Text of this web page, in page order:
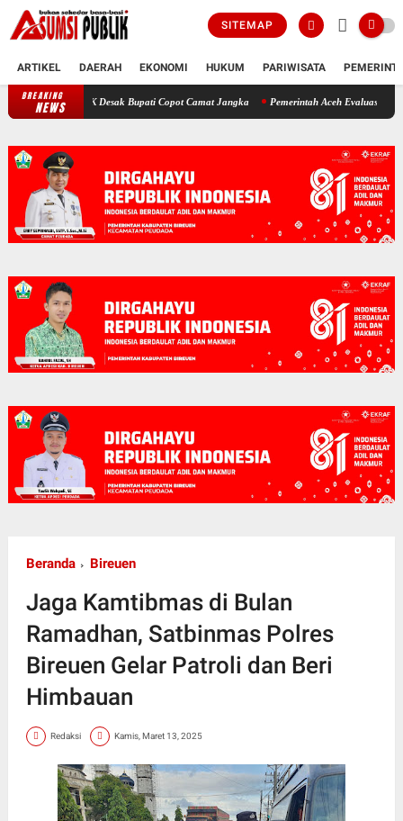
SITEMAP
ARTIKEL DAERAH EKONOMI HUKUM PARIWISATA
BREAKING
NEWS Polemik SKT Korban Bencana di Bireuen: Pimpinan DPRK Desak Bupati
Beranda Bireuen
Jaga Kamtibmas di Bulan
Ramadhan, Satbinmas Polres
Bireuen Gelar Patroli dan Beri
Himbauan
Redaksi Kamis, Maret 13, 2025